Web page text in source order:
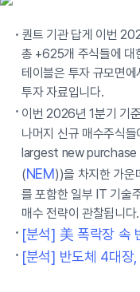
퀀트 기관 답게 이번
총 +625개 주식들에 대
테이블은 투자 규모면
투자 자료입니다.
이번 2026년 1분기 기
나머지 신규 매수주식
largest new purchase
(NEM))을 차지한 가운
를 포함한 일부 IT 기술
매수 전략이 관찰됩니다.
[분석] 美 폭락장 속
[분석] 반도체 4대장,